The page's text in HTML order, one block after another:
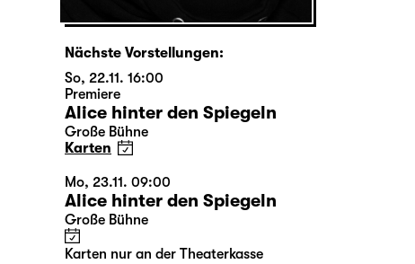
Nächste Vorstellungen:
So, 22.11. 16:00
Premiere
Alice hinter den Spiegeln
Große Bühne
Karten
Mo, 23.11. 09:00
Alice hinter den Spiegeln
Große Bühne
Karten nur an der Theaterkasse